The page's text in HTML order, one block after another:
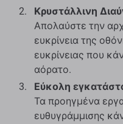
Κρυστάλλινη
Απολαύστε την
ευκρίνεια της
ευκρίνειας που
αόρατο.
Εύκολη
Τα προηγμένα
ευθυγράμμισης